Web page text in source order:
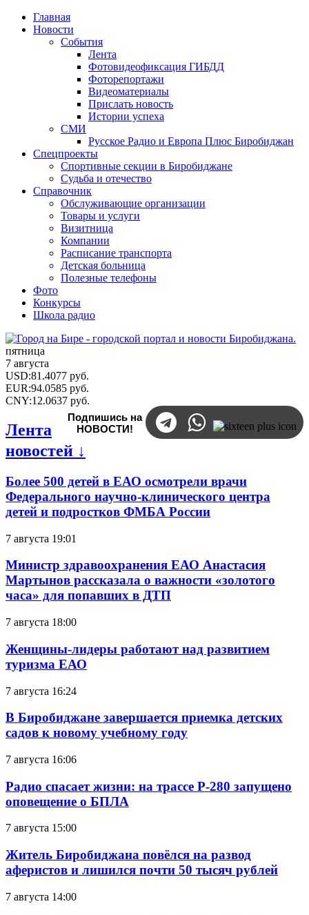
Главная
Новости
События
Лента
Фотовидеофиксация ГИБДД
Фоторепортажи
Видеоматериалы
Прислать новость
Истории успеха
СМИ
Русское Радио и Европа Плюс Биробиджан
Спецпроекты
Спортивные секции в Биробиджане
Судьба и отечество
Справочник
Обслуживающие организации
Товары и услуги
Визитница
Компании
Расписание транспорта
Детская больница
Полезные телефоны
Фото
Конкурсы
Школа радио
пятница
7 августа
USD:81.4077 руб.
EUR:94.0585 руб.
CNY:12.0637 руб.
Подпишись на
НОВОСТИ!
Лента
новостей ↓
Более 500 детей в ЕАО осмотрели врачи
Федерального научно-клинического центра
детей и подростков ФМБА России
7 августа 19:01
Министр здравоохранения ЕАО Анастасия
Мартынов рассказала о важности «золотого
часа» для попавших в ДТП
7 августа 18:00
Женщины-лидеры работают над развитием
туризма ЕАО
7 августа 16:24
В Биробиджане завершается приемка детских
садов к новому учебному году
7 августа 16:06
Радио спасает жизни: на трассе Р-280 запущено
оповещение о БПЛА
7 августа 15:00
Житель Биробиджана повёлся на развод
аферистов и лишился почти 50 тысяч рублей
7 августа 14:00